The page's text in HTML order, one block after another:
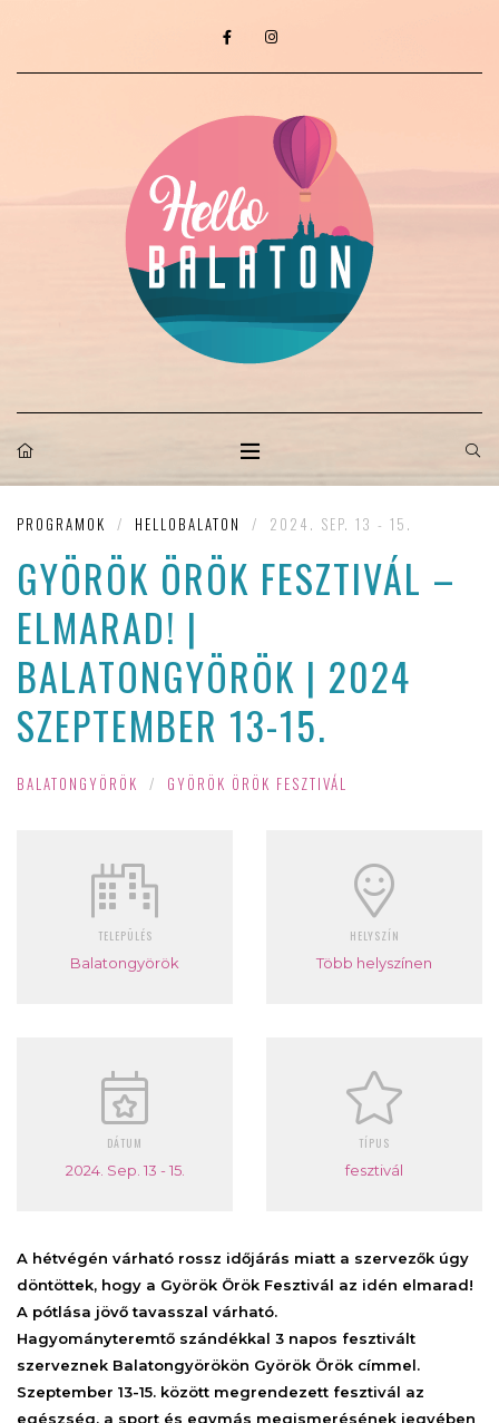
PROGRAMOK / HELLOBALATON / 2024. SEP. 13 - 15.
GYÖRÖK ÖRÖK FESZTIVÁL –
ELMARAD! |
BALATONGYÖRÖK | 2024
SZEPTEMBER 13-15.
BALATONGYÖRÖK / GYÖRÖK ÖRÖK FESZTIVÁL
TELEPÜLÉS
Balatongyörök
HELYSZÍN
Több helyszínen
DÁTUM
2024. Sep. 13 - 15.
TÍPUS
fesztivál
A hétvégén várható rossz időjárás miatt a szervezők úgy
döntöttek, hogy a Györök Örök Fesztivál az idén elmarad!
A pótlása jövő tavasszal várható.
Hagyományteremtő szándékkal 3 napos fesztivált
szerveznek Balatongyörökön Györök Örök címmel.
Szeptember 13-15. között megrendezett fesztivál az
egészség, a sport és egymás megismerésének jegyében